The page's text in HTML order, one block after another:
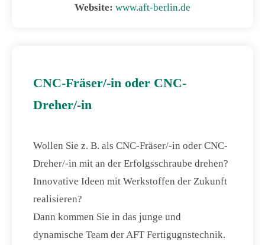
Website: www.aft-berlin.de
CNC-Fräser/-in oder CNC-
Dreher/-in
Wollen Sie z. B. als CNC-Fräser/-in oder CNC-
Dreher/-in mit an der Erfolgsschraube drehen?
Innovative Ideen mit Werkstoffen der Zukunft
realisieren?
Dann kommen Sie in das junge und
dynamische Team der AFT Fertigugnstechnik.